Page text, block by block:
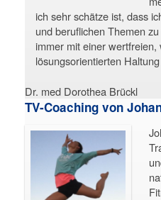
ich sehr schätze ist, dass
und beruflichen Themen
immer mit einer
lösungsorientierten
Dr. med Dorothea Brückl
TV-Coaching von